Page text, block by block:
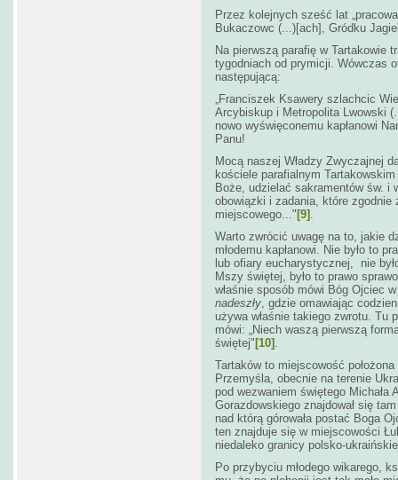
Przez kolejnych sześć lat
Bukaczowc (...)[ach], Gródku
Na pierwszą parafię w Tartakowie
tygodniach od prymicji. Wówczas
następującą:
„Franciszek Ksawery szlachcic
Arcybiskup i Metropolita Lwowski
nowo wyświęconemu kapłanowi
Panu!
Mocą naszej Władzy Zwyczajnej
kościele parafialnym
Boże, udzielać sakramentów św. i
obowiązki i zadania, które zgodnie
miejscowego..." [9] .
Warto zwrócić uwagę na to, jakie
młodemu kapłanowi. Nie było to
lub ofiary eucharystycznej, nie
Mszy świętej, było to prawo
właśnie sposób mówi Bóg Ojciec
nadeszły, gdzie omawiając
używa właśnie takiego zwrotu. Tu
mówi: „Niech waszą pierwszą
świętej" [10] .
Tartaków to miejscowość
Przemyśla, obecnie na terenie
pod wezwaniem świętego Michała
Gorazdowskiego znajdował się
nad którą górowała postać Boga
ten znajduje się w miejscowości
niedaleko granicy polsko-
Po przybyciu młodego wikarego,